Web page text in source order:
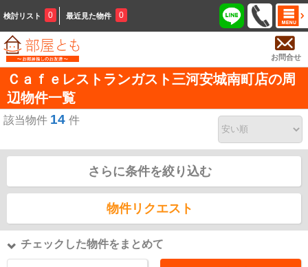
検討リスト 0 最近見た物件 0
お問合せ
Ｃａｆｅレストランガスト三河安城南町店の周
辺物件一覧
該当物件 14 件
さらに条件を絞り込む
物件リクエスト
チェックした物件をまとめて